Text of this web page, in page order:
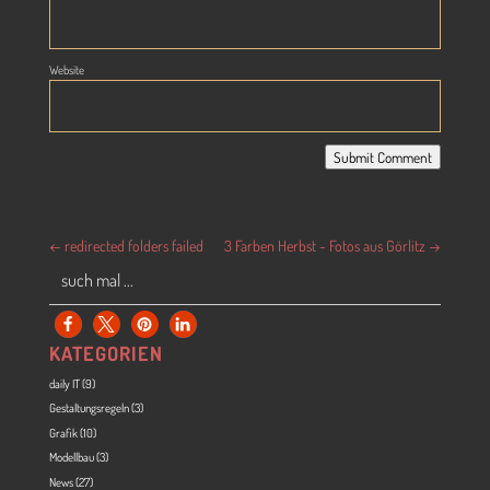
Website
Submit Comment
← redirected folders failed 3 Farben Herbst - Fotos aus Görlitz →
KATEGORIEN
daily IT(9)
Gestaltungsregeln(3)
Grafik(10)
Modellbau(3)
News(27)